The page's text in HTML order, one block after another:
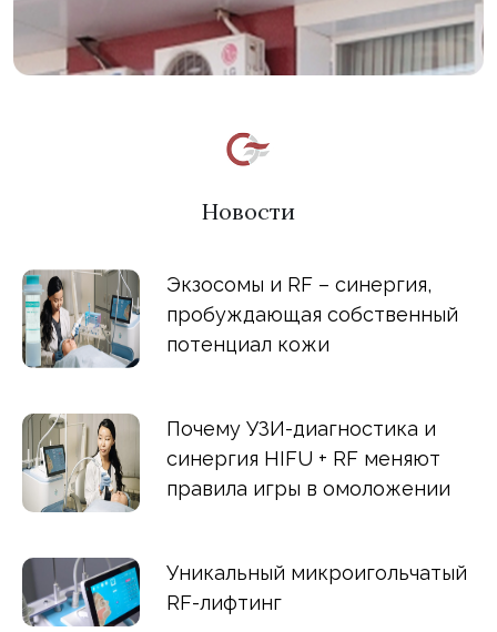
Новости
Экзосомы и RF – синергия,
пробуждающая собственный
потенциал кожи
Почему УЗИ-диагностика и
синергия HIFU + RF меняют
правила игры в омоложении
Уникальный микроигольчатый
RF-лифтинг